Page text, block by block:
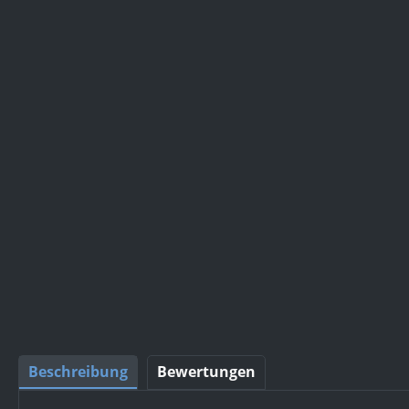
Beschreibung Bewertungen